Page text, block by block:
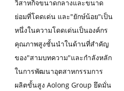
วิสาหกิจขนาดกลางและขนาด
ย่อมที่โดดเด่น และ"ยักษ์น้อย"เป็น
หนึ่งในความโดดเด่นเป็นองค์กร
คุณภาพสูงชั้นนำในด้านที่สำคัญ
ของ"สามบทความ"และกำลังหลัก
ในการพัฒนาอุตสาหกรรมการ
ผลิตขั้นสูง Aolong Group ยึดมั่น